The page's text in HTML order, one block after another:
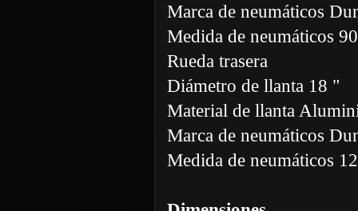
Marca de neumáticos
Medida de neumáticos
Rueda trasera
Diámetro de llanta 18 "
Material de llanta
Marca de neumáticos
Medida de neumáticos